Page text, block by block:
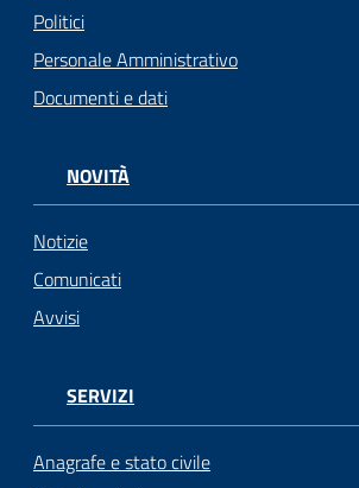
Politici
Personale Amministrativo
Documenti e dati
NOVITÀ
Notizie
Comunicati
Avvisi
SERVIZI
Anagrafe e stato civile